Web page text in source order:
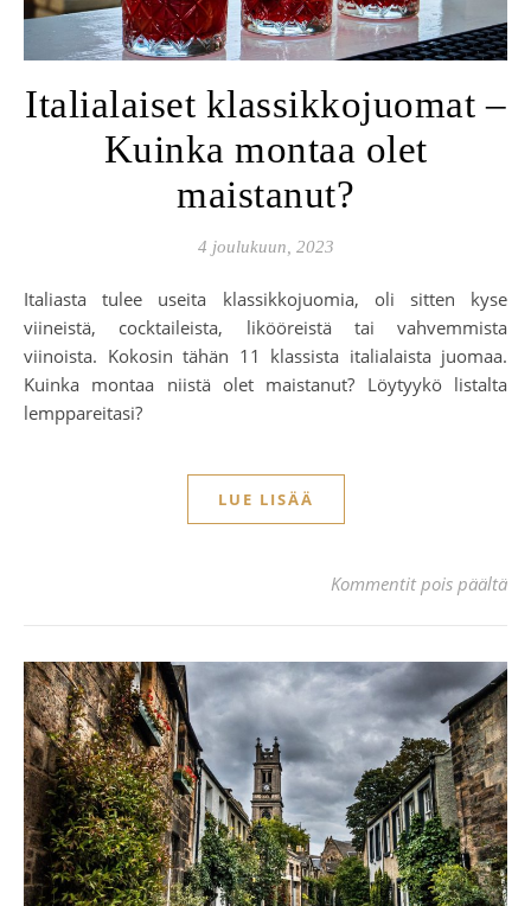
Italialaiset klassikkojuomat –
Kuinka montaa olet
maistanut?
4 joulukuun, 2023
Italiasta tulee useita klassikkojuomia, oli sitten kyse
viineistä, cocktaileista, likööreistä tai vahvemmista
viinoista. Kokosin tähän 11 klassista italialaista juomaa.
Kuinka montaa niistä olet maistanut? Löytyykö listalta
lemppareitasi?
LUE LISÄÄ
Kommentit pois päältä